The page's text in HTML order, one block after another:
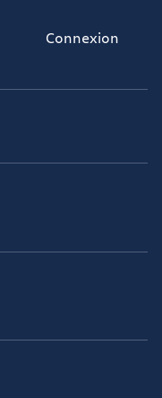
Connexion